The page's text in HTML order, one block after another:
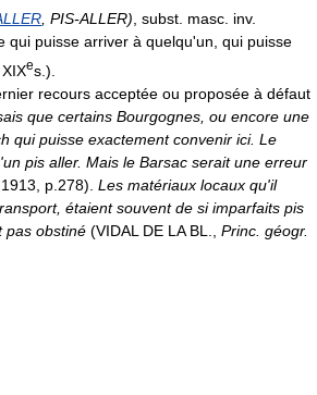
, PIS-ALLER) , subst. masc. inv.
qui puisse arriver à quelqu'un, qui puisse
. XIXes.).
recours acceptée ou proposée à défaut
que certains Bourgognes, ou encore une
qui puisse exactement convenir ici. Le
pis aller. Mais le Barsac serait une erreur
, 1913, p.278). Les matériaux locaux qu'il
étaient souvent de si imparfaits pis
pas obstiné (VIDAL DE LA BL., Princ. géogr.